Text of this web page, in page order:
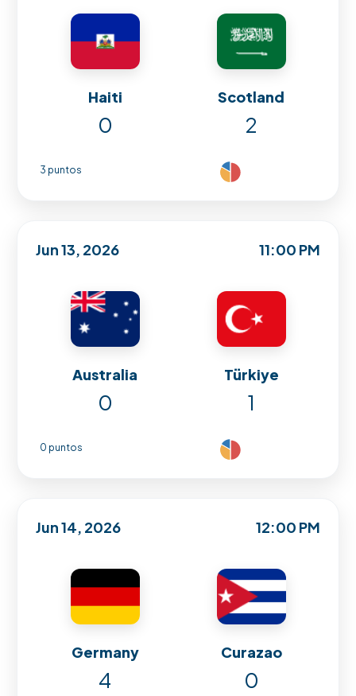
Haiti Scotland
0 2
3 puntos
Jun 13, 2026 11:00 PM
Australia Türkiye
0 1
0 puntos
Jun 14, 2026 12:00 PM
Germany Curazao
4 0